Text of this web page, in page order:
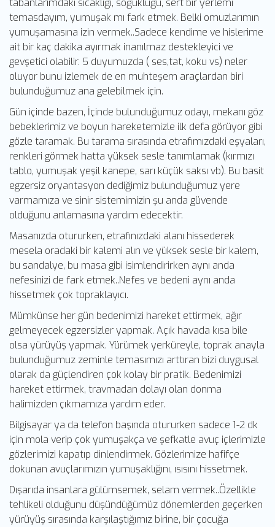
tabanlarımdaki sıcaklığı, soğukluğu, sert bir yerlemi
temasdayım, yumuşak mı fark etmek. Belki omuzlarımın
yumuşamasına izin vermek..Sadece kendime ve hislerime
ait bir kaç dakika ayırmak inanılmaz destekleyici ve
gevşetici olabilir. 5 duyumuzda ( ses,tat, koku vs) neler
oluyor bunu izlemek de en muhteşem araçlardan biri
bulunduğumuz ana gelebilmek için.
Gün içinde bazen, İçinde bulunduğumuz odayı, mekanı göz
bebeklerimiz ve boyun hareketemizle ilk defa görüyor gibi
gözle taramak. Bu tarama sırasında etrafımızdaki eşyaları,
renkleri görmek hatta yüksek sesle tanımlamak (kırmızı
tablo, yumuşak yeşil kanepe, sarı küçük saksı vb). Bu basit
egzersiz oryantasyon dediğimiz bulunduğumuz yere
varmamıza ve sinir sistemimizin şu anda güvende
olduğunu anlamasına yardım edecektir.
Masanızda otururken, etrafınızdaki alanı hissederek
mesela oradaki bir kalemi alın ve yüksek sesle bir kalem,
bu sandalye, bu masa gibi isimlendirirken aynı anda
nefesinizi de fark etmek..Nefes ve bedeni aynı anda
hissetmek çok topraklayıcı.
Mümkünse her gün bedenimizi hareket ettirmek, ağır
gelmeyecek egzersizler yapmak. Açık havada kısa bile
olsa yürüyüş yapmak. Yürümek yerküreyle, toprak anayla
bulunduğumuz zeminle temasımızı arttıran bizi duygusal
olarak da güçlendiren çok kolay bir pratik. Bedenimizi
hareket ettirmek, travmadan dolayı olan donma
halimizden çıkmamıza yardım eder.
Bilgisayar ya da telefon başında otururken sadece 1-2 dk
için mola verip çok yumuşakça ve şefkatle avuç içlerimizle
gözlerimizi kapatıp dinlendirmek. Gözlerimize hafifçe
dokunan avuçlarımızın yumuşaklığını, ısısını hissetmek.
Dışarıda insanlara gülümsemek, selam vermek..Özellikle
tehlikeli olduğunu düşündüğümüz dönemlerden geçerken
yürüyüş sırasında karşılaştığımız birine, bir çocuğa